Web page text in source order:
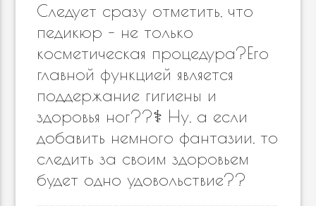
Следует сразу отметить, что
педикюр – не только
косметическая процедура?Его
главной функцией является
поддержание гигиены и
здоровья ног??‍⚕️ Ну, а если
добавить немного фантазии, то
следить за своим здоровьем
будет одно удовольствие??